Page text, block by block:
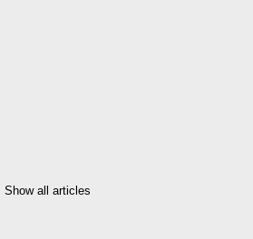
Show all articles